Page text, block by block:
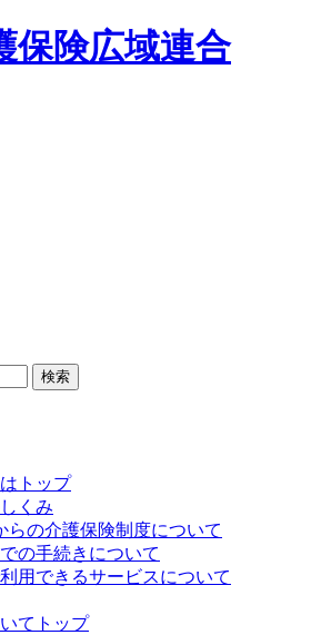
検索
トップ
くみ
らの介護保険制度について
の手続きについて
用できるサービスについて
てトップ